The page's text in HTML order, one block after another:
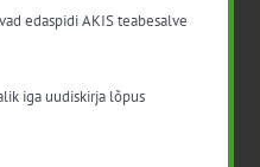
innovatsiooni
edaspidi AKIS teabesalve
iga uudiskirja lõpus